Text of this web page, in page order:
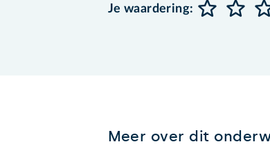
Je waardering:
Meer over dit